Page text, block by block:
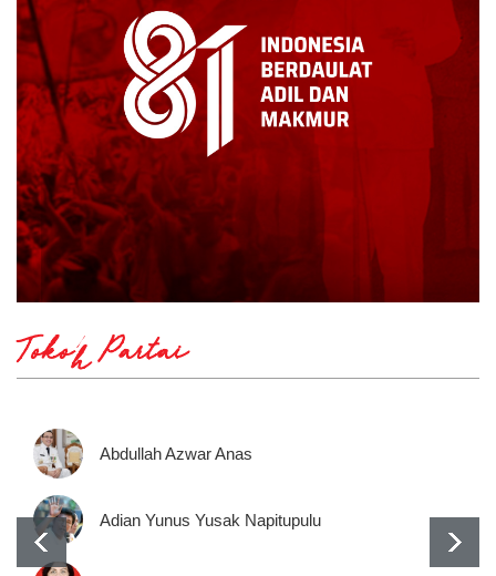
Tokoh Partai
Abdullah Azwar Anas
Adian Yunus Yusak Napitupulu